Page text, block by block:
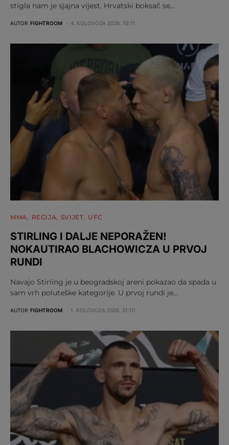
stigla nam je sjajna vijest. Hrvatski boksač se…
AUTOR FIGHTROOM 4. KOLOVOZA 2026. 10:11
MMA REGIJA SVIJET UFC
STIRLING I DALJE NEPORAŽEN!
NOKAUTIRAO BLACHOWICZA U PRVOJ
RUNDI
Navajo Stirling je u beogradskoj areni pokazao da spada u
sam vrh poluteške kategorije. U prvoj rundi je…
AUTOR FIGHTROOM 1. KOLOVOZA 2026. 21:10